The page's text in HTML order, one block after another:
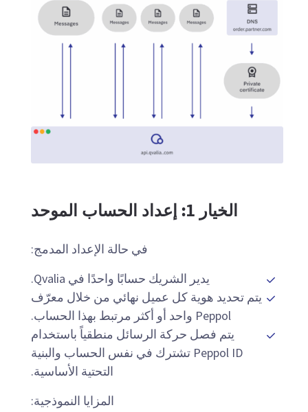
الخيار 1: إعداد الحساب الموحد
في حالة الإعداد المدمج:
يدير الشريك حسابًا واحدًا في Qvalia.
يتم تحديد هوية كل عميل نهائي من خلال معرّف
Peppol واحد أو أكثر مرتبط بهذا الحساب.
يتم فصل حركة الرسائل منطقياً باستخدام
Peppol ID تشترك في نفس الحساب والبنية
التحتية الأساسية.
المزايا النموذجية: